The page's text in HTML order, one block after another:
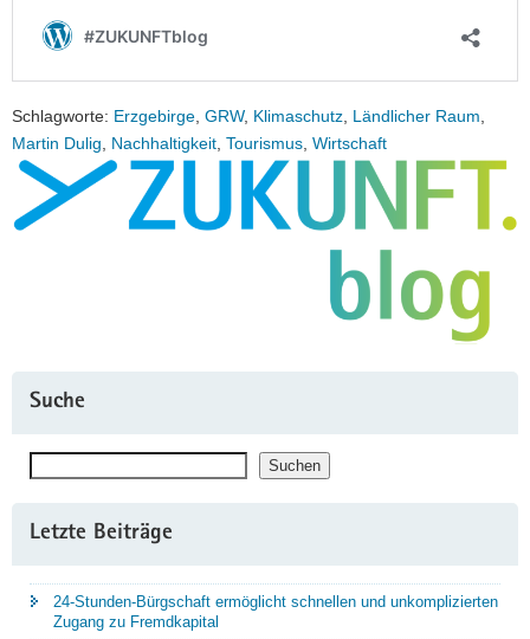
Schlagworte: Erzgebirge GRW, Klimaschutz Ländlicher Raum
Martin Dulig
Nachhaltigkeit Tourismus Wirtschaft
Suche
Suchen Suchen
Letzte Beiträge
24-Stunden-Bürgschaft ermöglicht schnellen und unkomplizierten
Zugang zu Fremdkapital